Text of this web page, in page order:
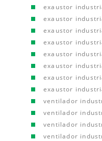
exaustor
exaustor
exaustor
exaustor
exaustor
exaustor
exaustor
exaustor
ventilador
ventilador
ventilador
ventilador